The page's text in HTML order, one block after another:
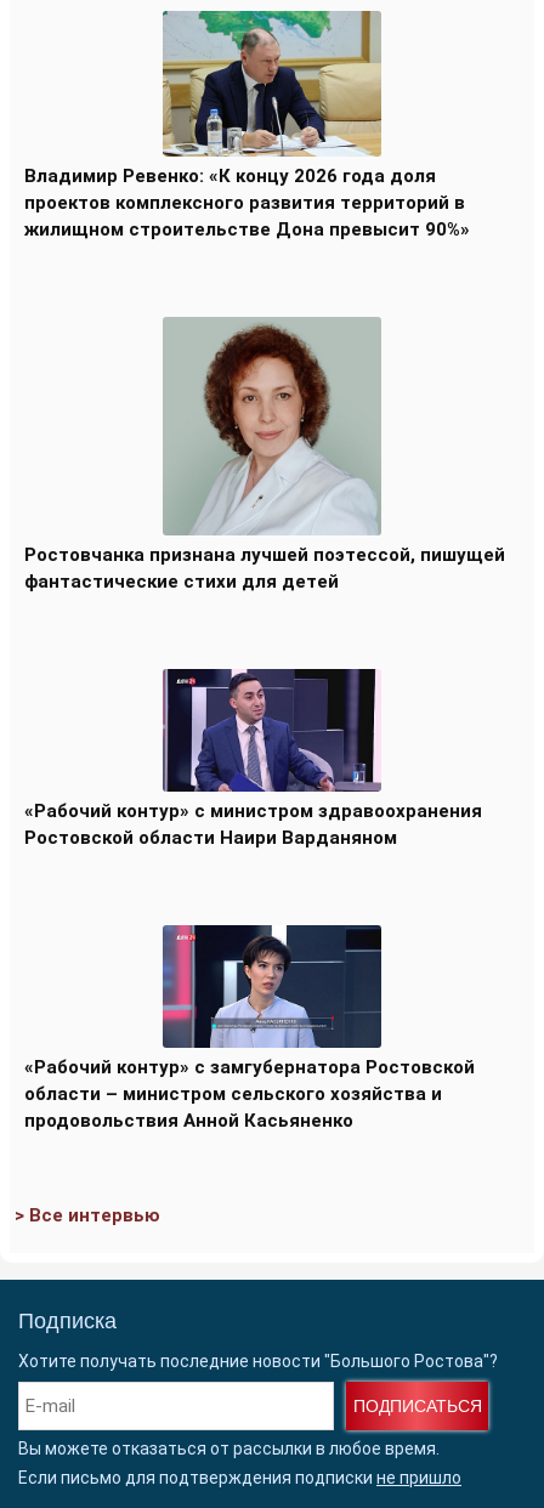
Владимир Ревенко: «К концу 2026 года доля
проектов комплексного развития территорий в
жилищном строительстве Дона превысит 90%»
Ростовчанка признана лучшей поэтессой, пишущей
фантастические стихи для детей
«Рабочий контур» с министром здравоохранения
Ростовской области Наири Варданяном
«Рабочий контур» с замгубернатора Ростовской
области – министром сельского хозяйства и
продовольствия Анной Касьяненко
> Все интервью
Подписка
Хотите получать последние новости "Большого Ростова"?
ПОДПИСАТЬСЯ
Вы можете отказаться от рассылки в любое время.
Если письмо для подтверждения подписки не пришло